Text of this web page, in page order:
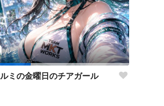
ルミ
ルミの金曜日のチアガール